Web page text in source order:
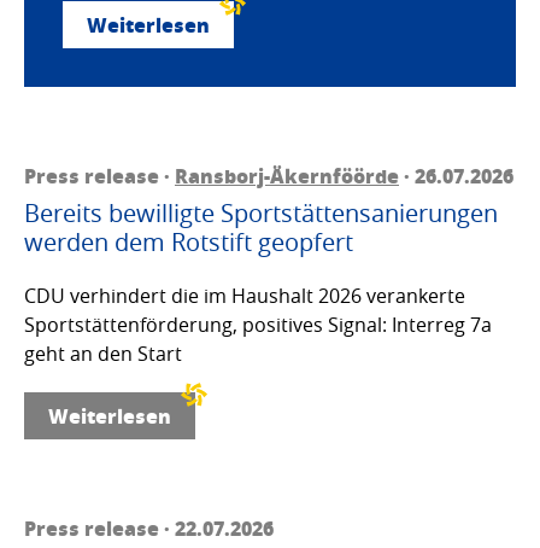
Weiterlesen
Press release · Ransborj-Äkernföörde· 26.07.2026
Bereits bewilligte Sportstättensanierungen
werden dem Rotstift geopfert
CDU verhindert die im Haushalt 2026 verankerte
Sportstättenförderung, positives Signal: Interreg 7a
geht an den Start
Weiterlesen
Press release · 22.07.2026